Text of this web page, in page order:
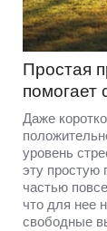
Простая
помогает
Даже
уровень
эту простую
частью
что для нее
свободные